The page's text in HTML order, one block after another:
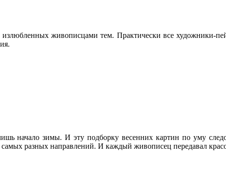
живописцами тем. Практически все художники-
начало зимы. И эту подборку весенних картин по уму
разных направлений. И каждый живописец передавал